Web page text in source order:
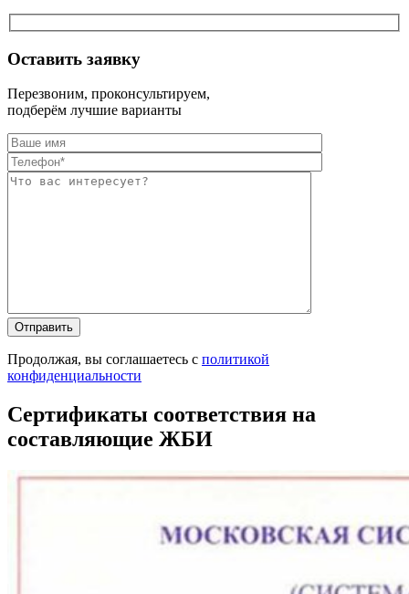
Оставить заявку
Перезвоним, проконсультируем,
подберём лучшие варианты
Продолжая, вы соглашаетесь с политикой
конфиденциальности
Сертификаты соответствия на
составляющие ЖБИ